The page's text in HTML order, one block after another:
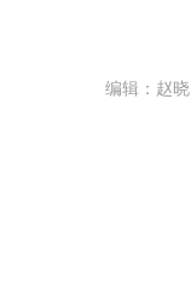
编辑：赵晓